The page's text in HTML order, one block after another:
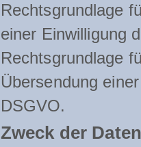
Rechtsgrundlage
einer Einwilligung
Rechtsgrundlage
Übersendung
DSGVO.
Zweck der